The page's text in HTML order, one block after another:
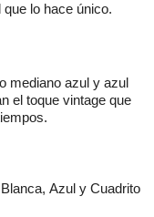
lo hace único.
mediano azul y azul
el toque vintage que
Azul y Cuadrito